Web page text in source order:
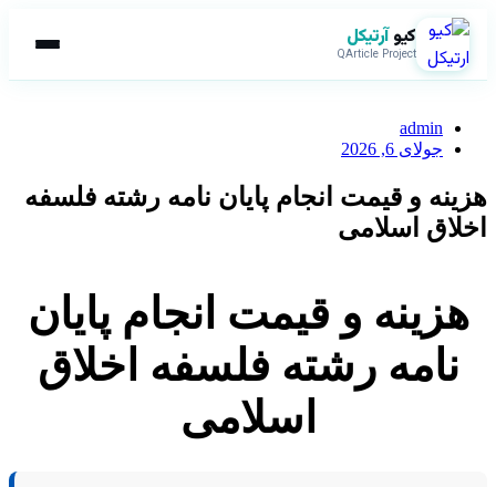
کیوآرتیکل
QArticle Project
admin
جولای 6, 2026
هزینه و قیمت انجام پایان نامه رشته فلسفه
اخلاق اسلامی
هزینه و قیمت انجام پایان
نامه رشته فلسفه اخلاق
اسلامی